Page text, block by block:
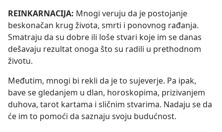
REINKARNACIJA: Mnogi veruju da je postojanje
beskonačan krug života, smrti i ponovnog rađanja.
Smatraju da su dobre ili loše stvari koje im se danas
dešavaju rezultat onoga što su radili u prethodnom
životu.
Međutim, mnogi bi rekli da je to sujeverje. Pa ipak,
bave se gledanjem u dlan, horoskopima, prizivanjem
duhova, tarot kartama i sličnim stvarima. Nadaju se da
će im to pomoći da saznaju svoju budućnost.